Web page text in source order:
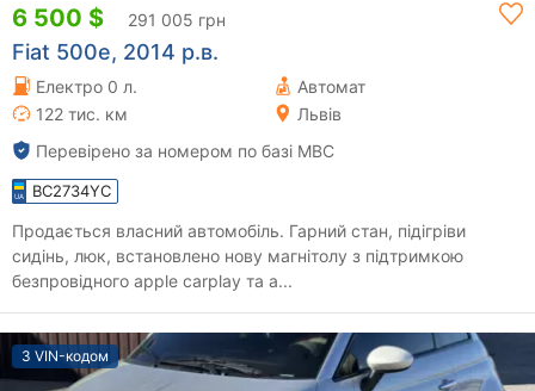
6 500 $ 291 005 грн
Fiat 500e, 2014 р.в.
Електро 0 л.
Автомат
122 тис. км
Львів
Перевірено за номером по базі МВС
BC2734YC
Продається власний автомобіль. Гарний стан, підігріви
сидінь, люк, встановлено нову магнітолу з підтримкою
безпровідного apple carplay та a...
З VIN-кодом